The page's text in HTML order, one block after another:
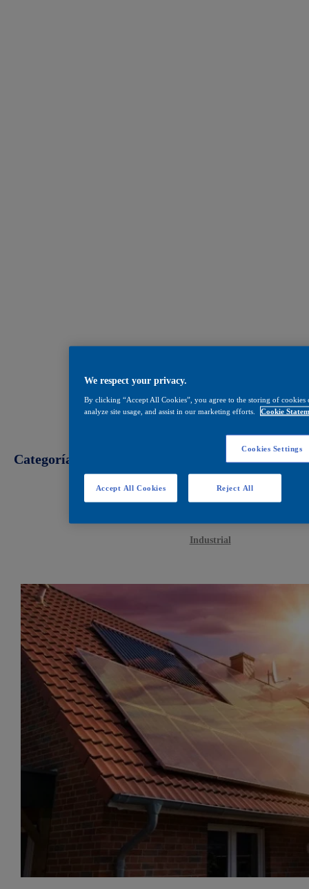
Categorías
Decoración
Industrial
We respect your privacy.
By clicking “Accept All Cookies”, you agree to the storing of
analyze site usage, and assist in our marketing efforts.
Cookie
Cookies Settings
Reject All
Accept All Cookies